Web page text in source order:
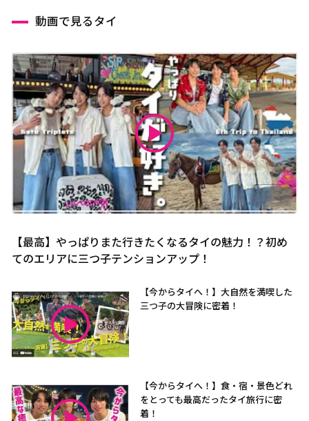
動画で見るタイ
【最高】やっぱりまた行きたくなるタイの魅力！？初め
てのエリアに三つ子テンションアップ！
【今からタイへ！】大自然を満喫した
三つ子の大冒険に密着！
【今からタイへ！】食・宿・景色どれ
をとっても最高だったタイ旅行に密
着！